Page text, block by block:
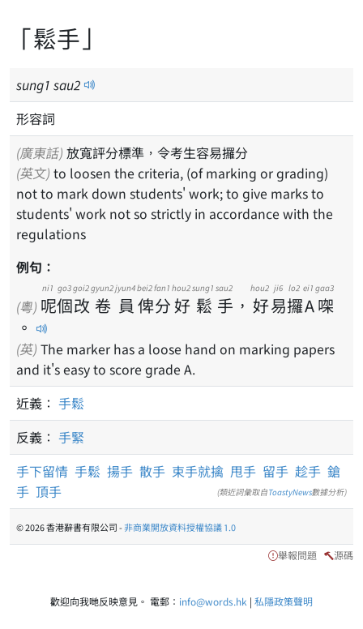
「鬆手」
sung1 sau2
形容詞
(廣東話) 放寬評分標準，令考生容易攞分
(英文)
not to mark down students' work; to give marks to
students' work not so strictly in accordance with the
regulations
例句：
(粵) 呢
ni1
個
go3
改
goi2
卷
gyun2
員
jyun4
俾
bei2
分
fan1
好
hou2
鬆
sung1
手
sau2
， 好
hou2
易
ji6
攞
lo2
A
ei1
㗎
gaa3
。
(英) The marker has a loose hand on marking papers
and it's easy to score grade A.
近義： 手鬆
反義： 手緊
手下留情 手鬆 揚手 散手 束手就擒 甩手 留手 趁手 鎗
手 頂手 (類近詞彙取自ToastyNews數據分析)
© 2026 香港辭書有限公司 -非商業開放資料授權協議 1.0
舉報問題 源碼
歡迎向我哋反映意見。 電郵： info@words.hk | 私隱政策聲明